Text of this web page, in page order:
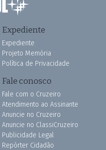
Expediente
Expediente
Projeto Memória
Política de Privacidade
Fale conosco
Fale com o Cruzeiro
Atendimento ao Assinante
Anuncie no Cruzeiro
Anuncie no ClassiCruzeiro
Publicidade Legal
Repórter Cidadão